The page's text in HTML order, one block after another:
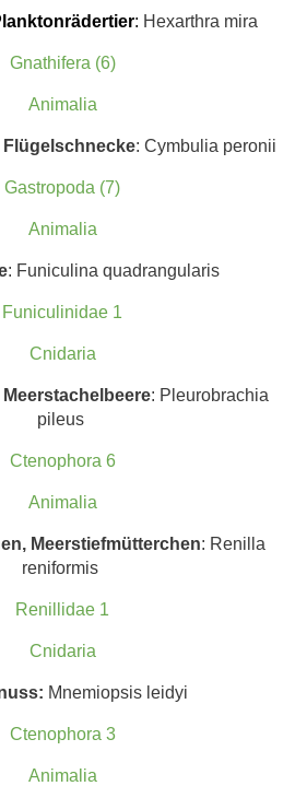
: Hexarthra mira
Gnathifera (6)
Animalia
: Cymbulia peronii
Gastropoda (7)
Animalia
: Funiculina quadrangularis
Funiculinidae 1
Cnidaria
: Pleurobrachia
pileus
Ctenophora 6
Animalia
Meerstiefmütterchen: Renilla
reniformis
Renillidae 1
Cnidaria
Mnemiopsis leidyi
Ctenophora 3
Animalia